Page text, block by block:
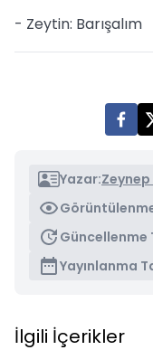
- Zeytin: Barışalım
Yazar:Zeynep
Güncellenme
Yayınlanma
İlgili İçerikler